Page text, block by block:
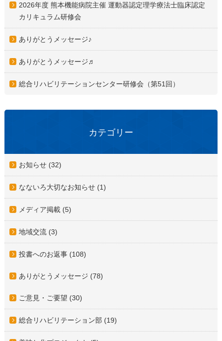
2026年度 熊本機能病院主催 運動器認定理学療法士臨床認定
カリキュラム研修会
ありがとうメッセージ♪
ありがとうメッセージ♬
総合リハビリテーションセンター研修会（第51回）
カテゴリー
お知らせ (32)
なないろ大切なお知らせ (1)
メディア掲載 (5)
地域交流 (3)
投書へのお返事 (108)
ありがとうメッセージ (78)
ご意見・ご要望 (30)
総合リハビリテーション部 (19)